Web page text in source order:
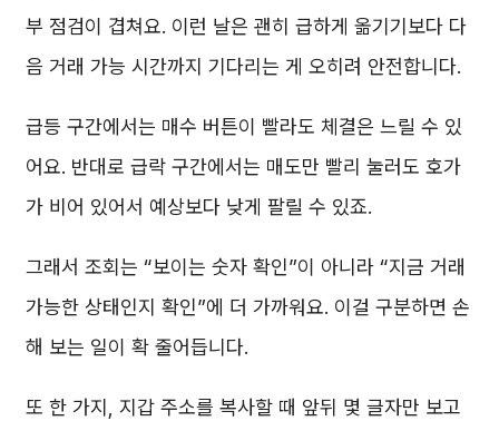
부 점검이 겹쳐요. 이런 날은 괜히 급하게 옮기기보다 다
음 거래 가능 시간까지 기다리는 게 오히려 안전합니다.
급등 구간에서는 매수 버튼이 빨라도 체결은 느릴 수 있
어요. 반대로 급락 구간에서는 매도만 빨리 눌러도 호가
가 비어 있어서 예상보다 낮게 팔릴 수 있죠.
그래서 조회는 “보이는 숫자 확인”이 아니라 “지금 거래
가능한 상태인지 확인”에 더 가까워요. 이걸 구분하면 손
해 보는 일이 확 줄어듭니다.
또 한 가지, 지갑 주소를 복사할 때 앞뒤 몇 글자만 보고